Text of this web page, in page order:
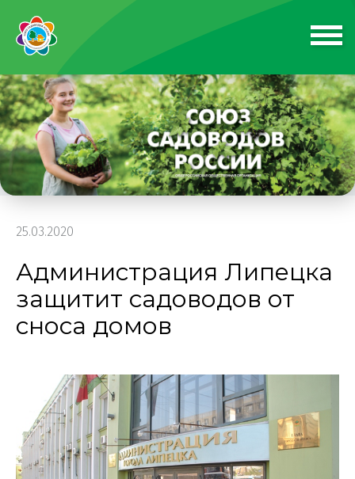
25.03.2020
Администрация Липецка
защитит садоводов от
сноса домов